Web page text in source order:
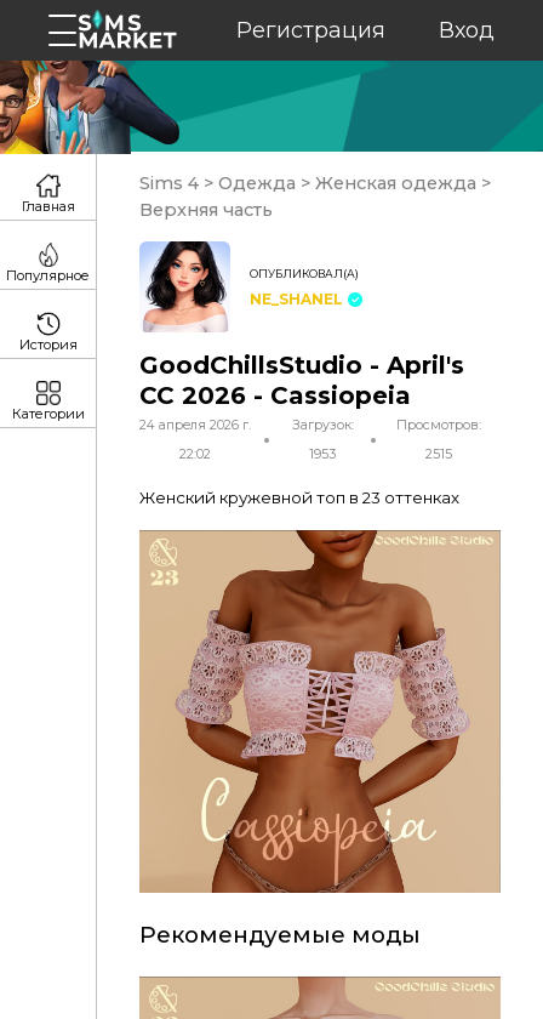
Регистрация Вход
Sims 4 > Одежда > Женская одежда >
Верхняя часть
ОПУБЛИКОВАЛ(А)
NE_SHANEL
GoodChillsStudio - April's
CC 2026 - Cassiopeia
24 апреля 2026 г.
22:02
Загрузок:
1953
Просмотров:
2515
Женский кружевной топ в 23 оттенках
Рекомендуемые моды
Главная
Популярное
История
Категории